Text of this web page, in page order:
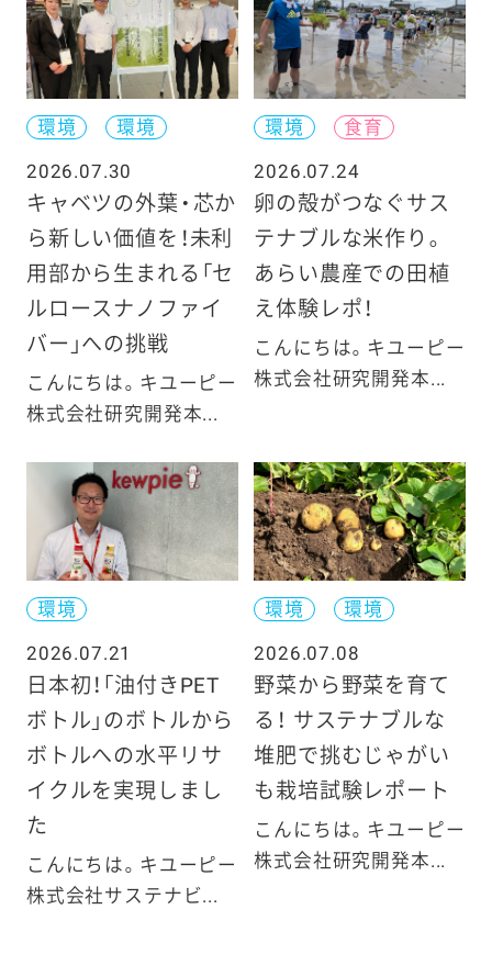
環境
環境
2026.07.30
キャベツの外葉・芯か
ら新しい価値を！未利
用部から生まれる「セ
ルロースナノファイ
バー」への挑戦
こんにちは。キユーピー
株式会社研究開発本...
環境
食育
2026.07.24
卵の殻がつなぐサス
テナブルな米作り。
あらい農産での田植
え体験レポ！
こんにちは。キユーピー
株式会社研究開発本...
環境
2026.07.21
日本初！「油付きPET
ボトル」のボトルから
ボトルへの水平リサ
イクルを実現しまし
た
こんにちは。キユーピー
株式会社サステナビ...
環境
環境
2026.07.08
野菜から野菜を育て
る！ サステナブルな
堆肥で挑むじゃがい
も栽培試験レポート
こんにちは。キユーピー
株式会社研究開発本...